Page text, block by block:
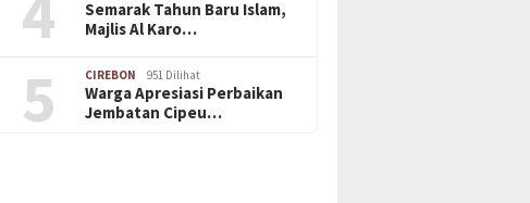
Semarak Tahun Baru Islam,
Majlis Al Karo…
5 CIREBON 951 Dilihat
Warga Apresiasi Perbaikan
Jembatan Cipeu…